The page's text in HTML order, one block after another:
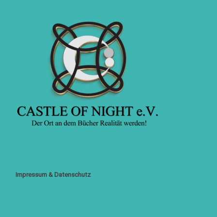
Impressum & Datenschutz